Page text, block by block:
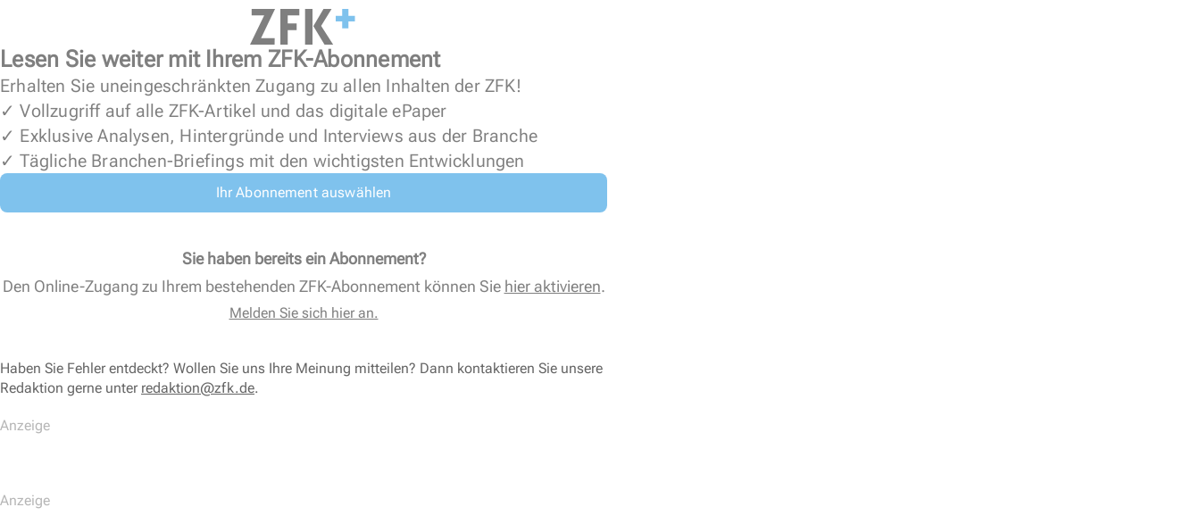
Lesen Sie weiter mit Ihrem ZFK-Abonnement
Erhalten Sie uneingeschränkten Zugang zu allen Inhalten der ZFK!
✓ Vollzugriff auf alle ZFK-Artikel und das digitale ePaper
✓ Exklusive Analysen, Hintergründe und Interviews aus der Branche
✓ Tägliche Branchen-Briefings mit den wichtigsten Entwicklungen
Ihr Abonnement auswählen
Sie haben bereits ein Abonnement?
Den Online-Zugang zu Ihrem bestehenden ZFK-Abonnement können Sie hier aktivieren.
Melden Sie sich hier an.
Haben Sie Fehler entdeckt? Wollen Sie uns Ihre Meinung mitteilen? Dann kontaktieren Sie unsere
Redaktion gerne unter redaktion@zfk.de.